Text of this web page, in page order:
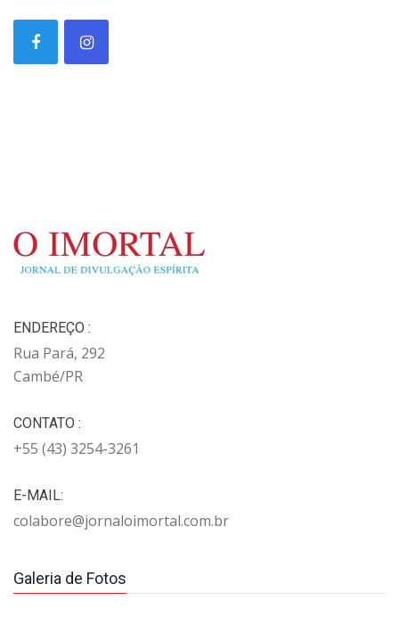
ENDEREÇO :
Rua Pará, 292
Cambé/PR
CONTATO :
+55 (43) 3254-3261
E-MAIL:
colabore@jornaloimortal.com.br
Galeria de Fotos